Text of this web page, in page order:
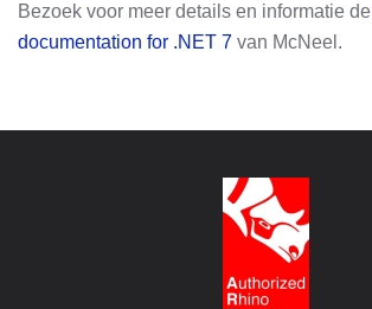
Bezoek voor meer details en informatie de
documentation for .NET 7 van McNeel.